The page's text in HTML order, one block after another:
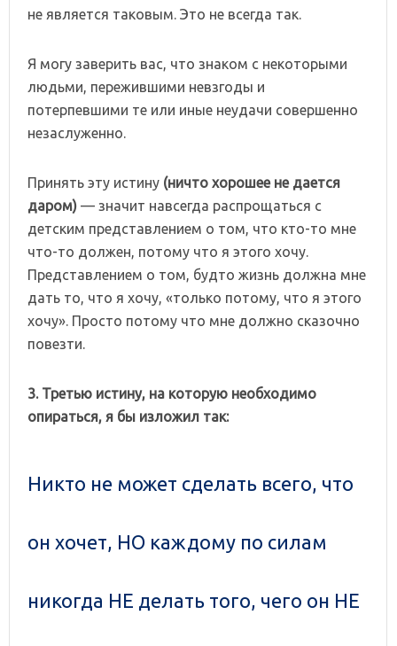
не является таковым. Это не всегда так.
Я могу заверить вас, что знаком с некоторыми
людьми, пережившими невзгоды и
потерпевшими те или иные неудачи совершенно
незаслуженно.
Принять эту истину (ничто хорошее не дается
даром) — значит навсегда распрощаться с
детским представлением о том, что кто-то мне
что-то должен, потому что я этого хочу.
Представлением о том, будто жизнь должна мне
дать то, что я хочу, «только потому, что я этого
хочу». Просто потому что мне должно сказочно
повезти.
3. Третью истину, на которую необходимо
опираться, я бы изложил так:
Никто не может сделать всего, что
он хочет, НО каждому по силам
никогда НЕ делать того, чего он НЕ